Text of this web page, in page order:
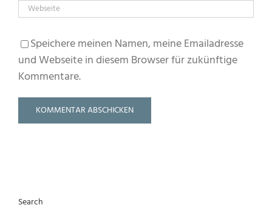
Speichere meinen Namen, meine Emailadresse
und Webseite in diesem Browser für zukünftige
Kommentare.
Search